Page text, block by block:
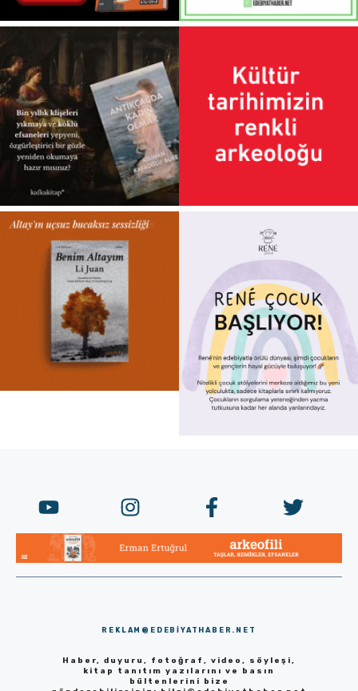
REKLAM@EDEBIYATHABER.NET
Haber, duyuru, fotoğraf, video, söyleşi,
kitap tanıtım yazılarını ve basın
bültenlerini bize